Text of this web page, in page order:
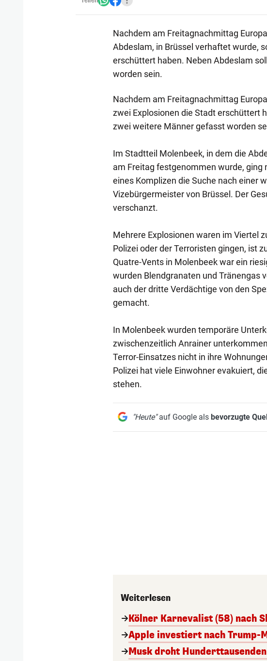
Nachdem am Freitagnachmittag
Abdeslam, in Brüssel verhaftet wurde,
erschüttert haben. Neben Abdeslam
worden sein.
Nachdem am Freitagnachmittag
zwei Explosionen die Stadt erschüttert
zwei weitere Männer gefasst worden
Im Stadtteil Molenbeek, in dem die
am Freitag festgenommen wurde, ging
eines Komplizen die Suche nach einer
Vizebürgermeister von Brüssel. Der
verschanzt.
Mehrere Explosionen waren im Viertel
Polizei oder der Terroristen gingen, ist
Quatre-Vents in Molenbeek war ein
wurden Blendgranaten und Tränengas
auch der dritte Verdächtige von den
gemacht.
In Molenbeek wurden temporäre
zwischenzeitlich Anrainer
Terror-Einsatzes nicht in ihre
Polizei hat viele Einwohner evakuiert,
stehen.
"Heute"auf Google als bevorzugte
Weiterlesen
Kölner Karnevalist (58) nach
Apple investiert nach Trump-
Musk droht